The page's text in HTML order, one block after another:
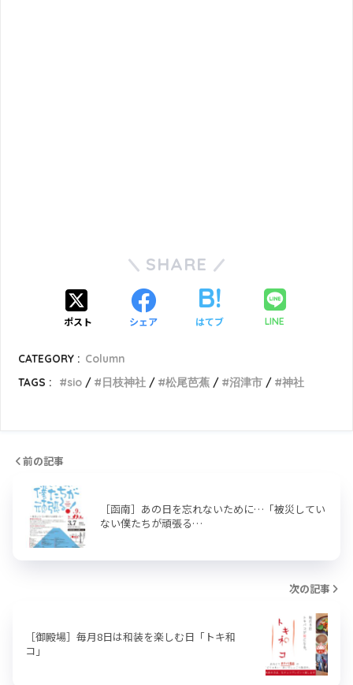
SHARE
ポスト シェア はてブ LINE
CATEGORY : Column
TAGS :
sio 日枝神社 松尾芭蕉 沼津市 神社
前の記事
［函南］あの日を忘れないために…「被災してい
ない僕たちが頑張る…
次の記事
［御殿場］毎月8日は和装を楽しむ日「トキ和
コ」